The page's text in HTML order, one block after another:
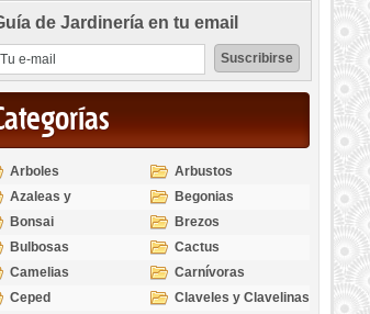
de Jardinería en tu email
Arboles
Arbustos
Azaleas y
Rododendros
Begonias
Bonsai
Brezos
Bulbosas
Cactus
Camelias
Carnívoras
Ceped
Claveles y Clavelinas